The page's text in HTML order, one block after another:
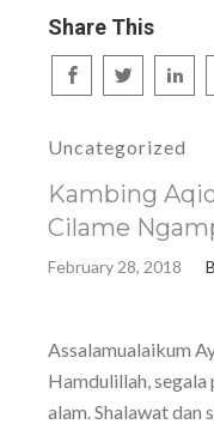
Share This
Uncategorized
Kambing
Cilame
February 28, 2018
Assalamualaikum
Hamdulillah,
alam. Shalawat dan